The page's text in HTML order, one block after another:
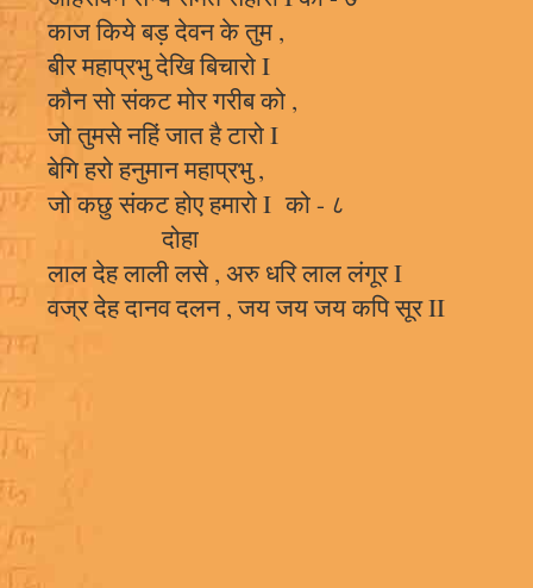
काज किये बड़ देवन के तुम ,
बीर महाप्रभु देखि बिचारो I
कौन सो संकट मोर गरीब को ,
जो तुमसे नहिं जात है टारो I
बेगि हरो हनुमान महाप्रभु ,
जो कछु संकट होए हमारो I को - ८
दोहा
लाल देह लाली लसे , अरु धरि लाल लंगूर I
वज्र देह दानव दलन , जय जय जय कपि सूर II